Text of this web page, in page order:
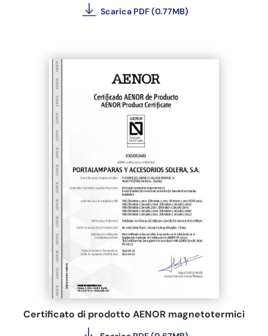
Scarica PDF (0.77MB)
Certificato di prodotto AENOR magnetotermici